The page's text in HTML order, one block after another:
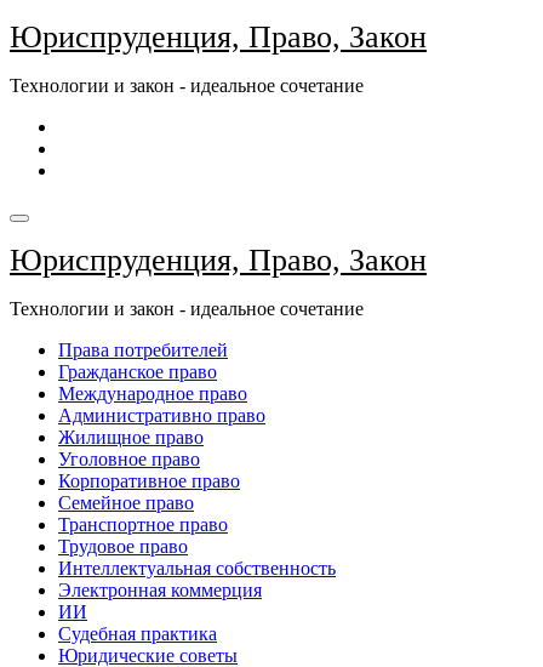
Перейти
к
Юриспруденция, Право, Закон
Технологии и закон - идеальное сочетание
Юриспруденция, Право, Закон
Технологии и закон - идеальное сочетание
Права потребителей
Гражданское право
Международное право
Административно право
Жилищное право
Уголовное право
Корпоративное право
Семейное право
Транспортное право
Трудовое право
Интеллектуальная собственность
Электронная коммерция
ИИ
Судебная практика
Юридические советы